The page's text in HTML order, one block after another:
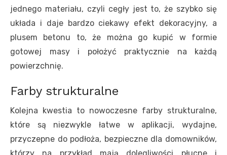
jednego materiału, czyli cegły jest to, że szybko się
układa i daje bardzo ciekawy efekt dekoracyjny, a
plusem betonu to, że można go kupić w formie
gotowej masy i położyć praktycznie na każdą
powierzchnię.
Farby strukturalne
Kolejna kwestia to nowoczesne farby strukturalne,
które są niezwykle łatwe w aplikacji, wydajne,
przyczepne do podłoża, bezpieczne dla domowników,
którzy na przykład mają dolegliwości płucne i